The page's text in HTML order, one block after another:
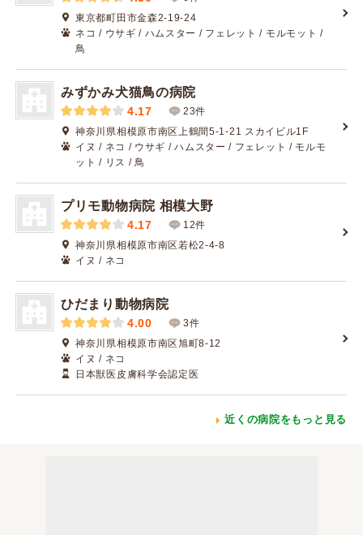
東京都町田市金森2-19-24
ネコ / ウサギ / ハムスター / フェレット / モルモット /
鳥
みずかみ犬猫鳥の病院
4.17
23件
神奈川県相模原市南区上鶴間5-1-21 スカイビル1F
イヌ / ネコ / ウサギ / ハムスター / フェレット / モルモ
ット / リス / 鳥
プリモ動物病院 相模大野
4.17
12件
神奈川県相模原市南区若松2-4-8
イヌ / ネコ
ひだまり動物病院
4.00
3件
神奈川県相模原市南区旭町8-12
イヌ / ネコ
日本獣医皮膚科学会認定医
近くの病院をもっと見る